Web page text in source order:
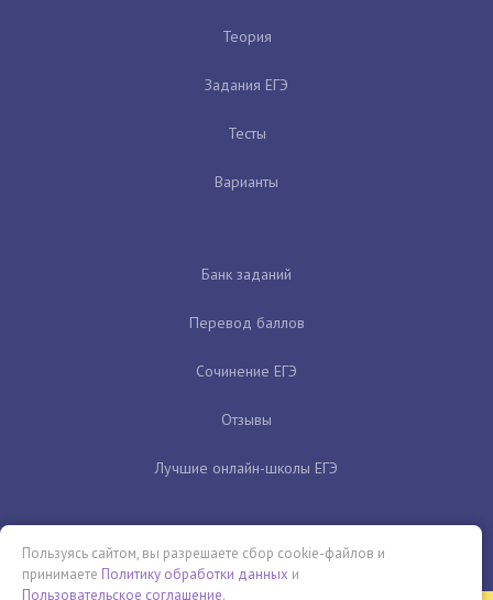
Теория
Задания ЕГЭ
Тесты
Варианты
Банк заданий
Перевод баллов
Сочинение ЕГЭ
Отзывы
Лучшие онлайн-школы ЕГЭ
Пользуясь сайтом, вы разрешаете сбор cookie-файлов и
принимаете Политику обработки данных и
Пользовательское соглашение.